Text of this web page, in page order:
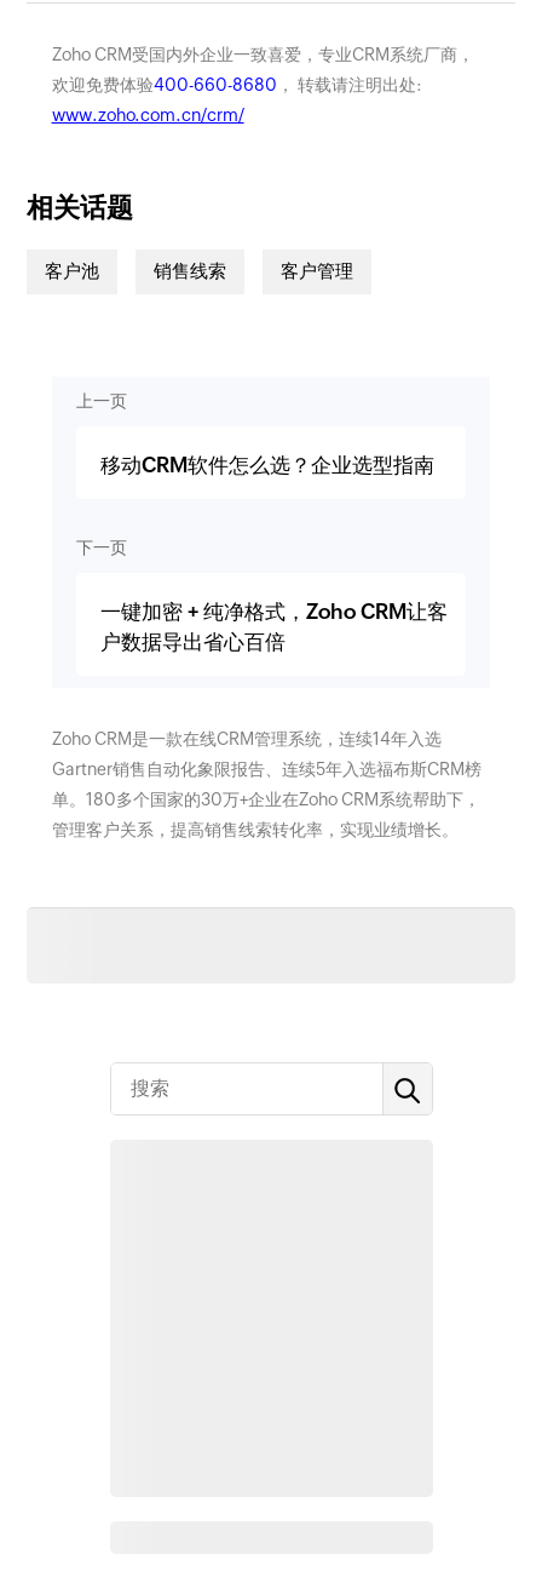
Zoho CRM受国内外企业一致喜爱，专业CRM系统厂商，
欢迎免费体验400-660-8680 ， 转载请注明出处:
www.zoho.com.cn/crm/
相关话题
客户池 销售线索 客户管理
上一页
移动CRM软件怎么选？企业选型指南
下一页
一键加密 + 纯净格式，Zoho CRM让客
户数据导出省心百倍
Zoho CRM是一款在线CRM管理系统，连续14年入选
Gartner销售自动化象限报告、连续5年入选福布斯CRM榜
单。180多个国家的30万+企业在Zoho CRM系统帮助下，
管理客户关系，提高销售线索转化率，实现业绩增长。